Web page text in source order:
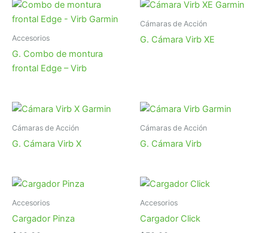
Accesorios
G. Combo de montura
frontal Edge – Virb
Cámaras de Acción
G. Cámara Virb XE
Cámaras de Acción
G. Cámara Virb X
Cámaras de Acción
G. Cámara Virb
Accesorios
Cargador Pinza
Accesorios
Cargador Click